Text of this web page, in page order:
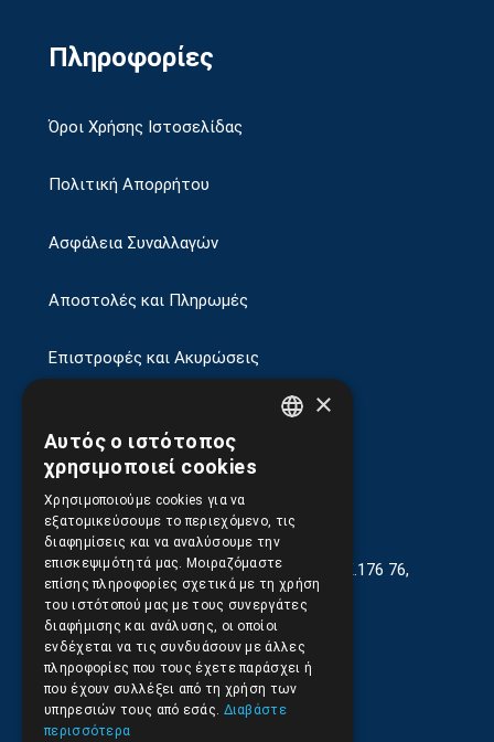
Πληροφορίες
Όροι Χρήσης Ιστοσελίδας
Πολιτική Απορρήτου
Ασφάλεια Συναλλαγών
Αποστολές και Πληρωμές
Επιστροφές και Ακυρώσεις
Γεωργίου Κρέμου 13-17, Καλλιθέα, Τ.Κ.176 76,
Αθήνα, Ελλάδα
210.9566.401(11.30-17.00)
210.9566.402
Email: info@pds.com.gr
×
Αυτός ο ιστότοπος
χρησιμοποιεί cookies
Χρησιμοποιούμε cookies για να
εξατομικεύσουμε το περιεχόμενο, τις
διαφημίσεις και να αναλύσουμε την
επισκεψιμότητά μας. Μοιραζόμαστε
επίσης πληροφορίες σχετικά με τη χρήση
του ιστότοπού μας με τους συνεργάτες
διαφήμισης και ανάλυσης, οι οποίοι
ενδέχεται να τις συνδυάσουν με άλλες
πληροφορίες που τους έχετε παράσχει ή
που έχουν συλλέξει από τη χρήση των
υπηρεσιών τους από εσάς. Διαβάστε
περισσότερα